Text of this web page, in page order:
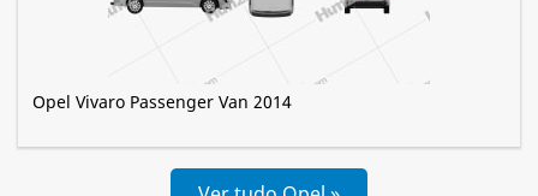
Opel Vivaro Passenger Van 2014